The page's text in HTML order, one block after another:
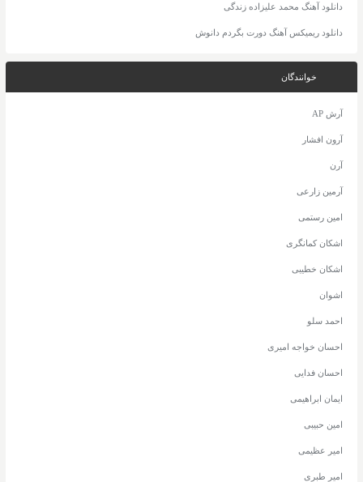
دانلود آهنگ محمد علیزاده زندگی
دانلود ریمیکس آهنگ دورت بگردم دانوش
خوانندگان
آرش AP
آرون افشار
آرن
آرمین زارعی
امین رستمی
اشکان کمانگری
اشکان خطیبی
اشوان
احمد سلو
احسان خواجه امیری
احسان فدایی
ایمان ابراهیمی
امین حبیبی
امیر عظیمی
امیر طبری